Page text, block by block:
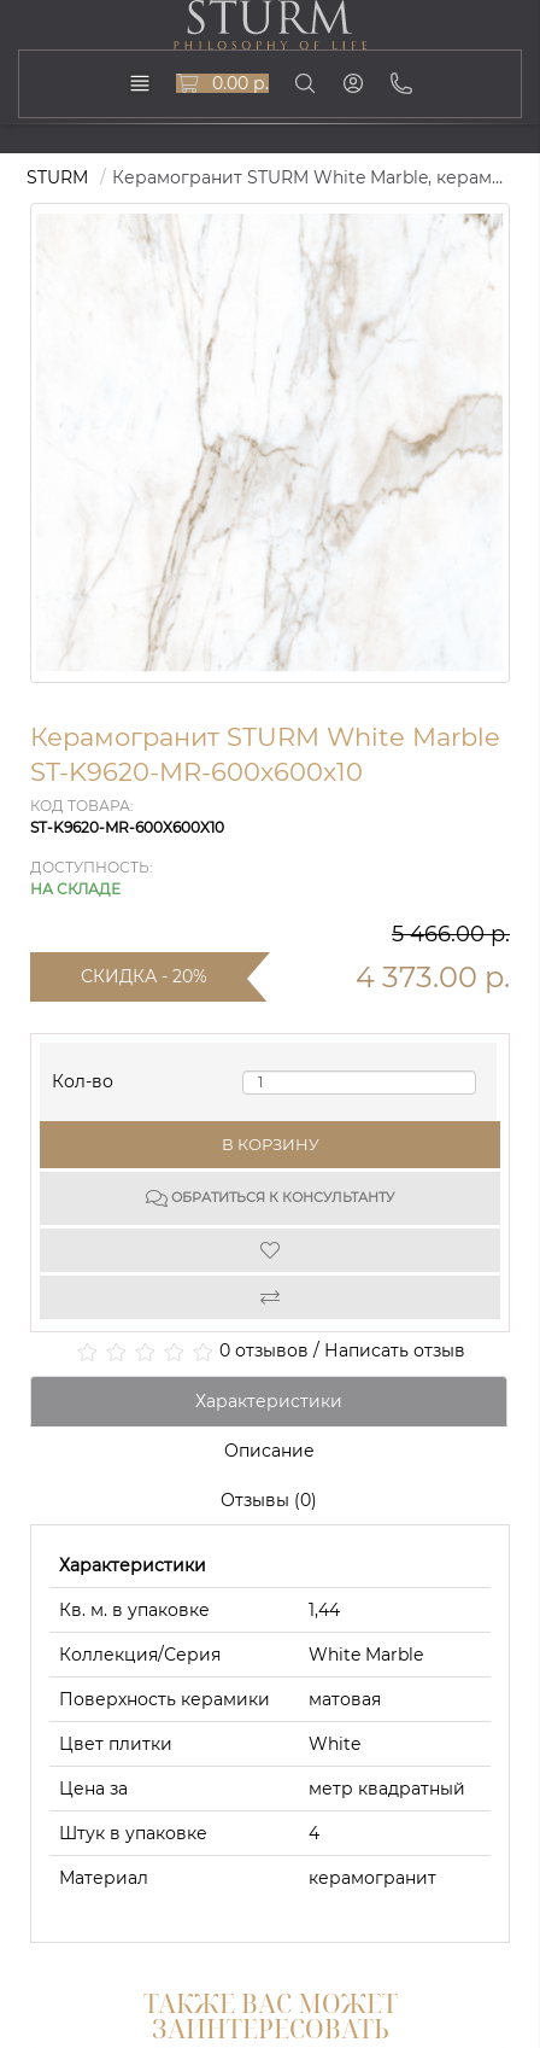
0.00 р.
STURM Керамогранит STURM White Marble, керамогранит, 60х60 см, поверхность матовая, ST-K9620-MR-600x600x10
Керамогранит STURM White Marble
ST-K9620-MR-600x600x10
КОД ТОВАРА:
ST-K9620-MR-600X600X10
ДОСТУПНОСТЬ:
НА СКЛАДЕ
5 466.00 р.
СКИДКА - 20% 4 373.00 р.
Кол-во
В КОРЗИНУ
ОБРАТИТЬСЯ К КОНСУЛЬТАНТУ
0 отзывов / Написать отзыв
Характеристики
Описание
Отзывы (0)
Характеристики
Кв. м. в упаковке 1,44
Коллекция/Серия White Marble
Поверхность керамики матовая
Цвет плитки White
Цена за метр квадратный
Штук в упаковке 4
Материал керамогранит
ТАКЖЕ ВАС МОЖЕТ
ЗАИНТЕРЕСОВАТЬ